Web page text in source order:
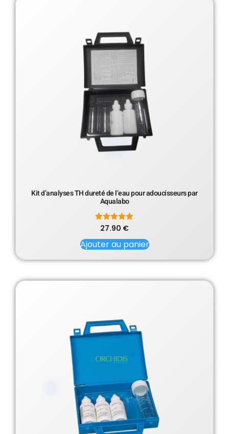
Kit d’analyses TH dureté de l’eau pour adoucisseurs par
Aqualabo
Note
sur 5
27.90 €
Ajouter au panier